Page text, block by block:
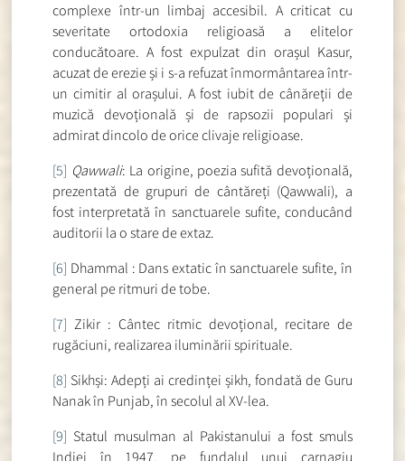
complexe într-un limbaj accesibil. A criticat cu
severitate ortodoxia religioasă a elitelor
conducătoare. A fost expulzat din orașul Kasur,
acuzat de erezie și i s-a refuzat înmormântarea într-
un cimitir al orașului. A fost iubit de cânăreții de
muzică devoțională și de rapsozii populari și
admirat dincolo de orice clivaje religioase.
[5] Qawwali: La origine, poezia sufită devoțională,
prezentată de grupuri de cântăreți (Qawwali), a
fost interpretată în sanctuarele sufite, conducând
auditorii la o stare de extaz.
[6] Dhammal : Dans extatic în sanctuarele sufite, în
general pe ritmuri de tobe.
[7] Zikir : Cântec ritmic devoțional, recitare de
rugăciuni, realizarea iluminării spirituale.
[8] Sikhși: Adepți ai credinței șikh, fondată de Guru
Nanak în Punjab, în secolul al XV-lea.
[9] Statul musulman al Pakistanului a fost smuls
Indiei în 1947, pe fundalul unui carnagiu